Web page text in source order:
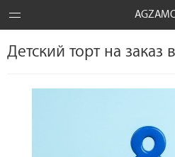
Детский торт на заказ